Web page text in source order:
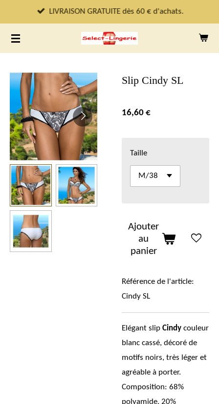
au
contenu
principal
LIVRAISON GRATUITE dès 60 € d'achats.
Slip Cindy SL
16,60 €
Taille
Ajouter
au
panier
Référence de l'article:
Cindy SL
Elégant slip Cindy couleur
blanc cassé, décoré de
motifs noirs, très léger et
agréable à porter.
Composition: 68%
polyamide, 20%